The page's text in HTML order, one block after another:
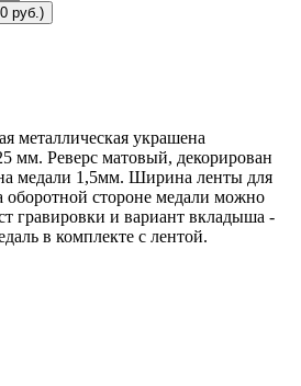
руб.)
металлическая украшена
мм. Реверс матовый, декорирован
медали 1,5мм. Ширина ленты для
стороне медали можно
гравировки и вариант вкладыша -
в комплекте с лентой.